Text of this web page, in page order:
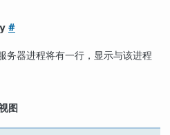
#
务器进程将有一行，显示与该进程
图